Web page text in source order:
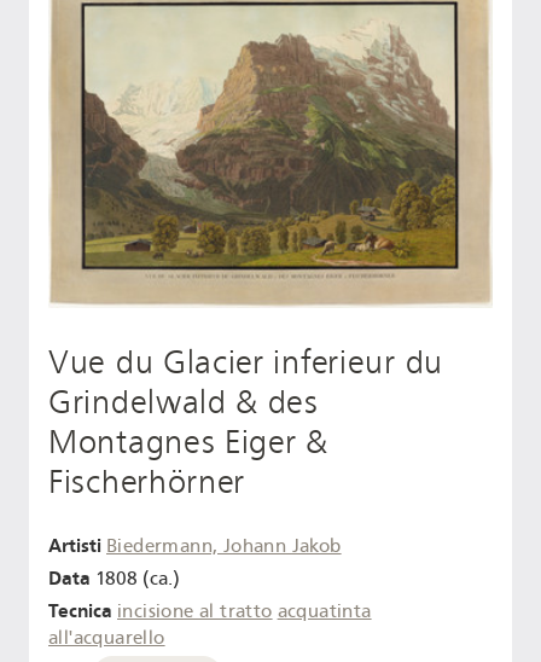
Vue du Glacier inferieur du
Grindelwald & des
Montagnes Eiger &
Fischerhörner
Artisti Biedermann, Johann Jakob
Data 1808 (ca.)
Tecnica incisione al tratto acquatinta
all'acquarello